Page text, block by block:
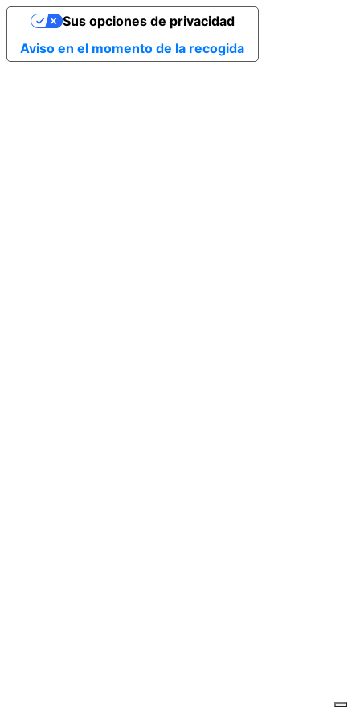
Aviso en el momento de la recogida
Sus opciones de privacidad